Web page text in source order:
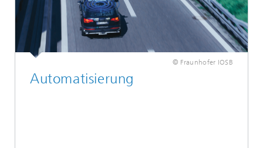
© Fraunhofer IOSB
Automatisierung